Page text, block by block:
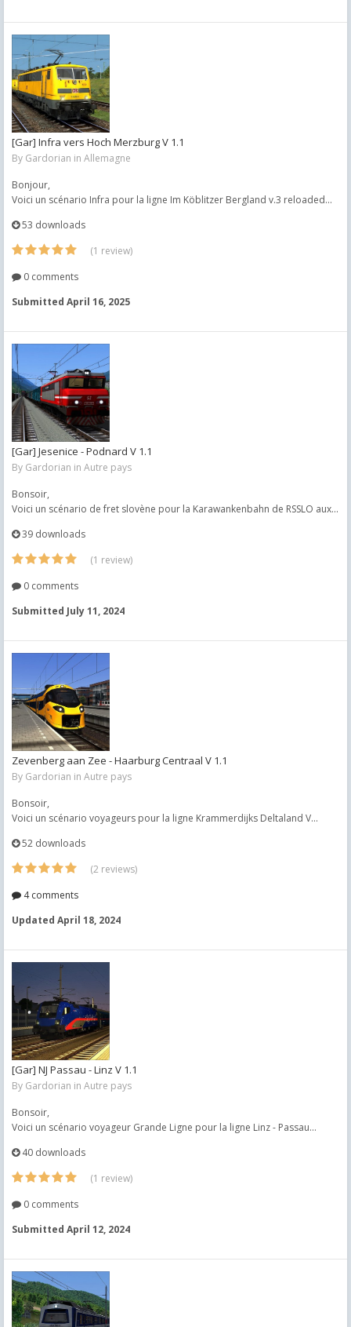
[Gar] Infra vers Hoch Merzburg V 1.1
By Gardorian in Allemagne
Bonjour,
Voici un scénario Infra pour la ligne Im Köblitzer Bergland v.3 reloaded...
53 downloads
(1 review)
0 comments
Submitted April 16, 2025
[Gar] Jesenice - Podnard V 1.1
By Gardorian in Autre pays
Bonsoir,
Voici un scénario de fret slovène pour la Karawankenbahn de RSSLO aux...
39 downloads
(1 review)
0 comments
Submitted July 11, 2024
Zevenberg aan Zee - Haarburg Centraal V 1.1
By Gardorian in Autre pays
Bonsoir,
Voici un scénario voyageurs pour la ligne Krammerdijks Deltaland V...
52 downloads
(2 reviews)
4 comments
Updated April 18, 2024
[Gar] NJ Passau - Linz V 1.1
By Gardorian in Autre pays
Bonsoir,
Voici un scénario voyageur Grande Ligne pour la ligne Linz - Passau...
40 downloads
(1 review)
0 comments
Submitted April 12, 2024